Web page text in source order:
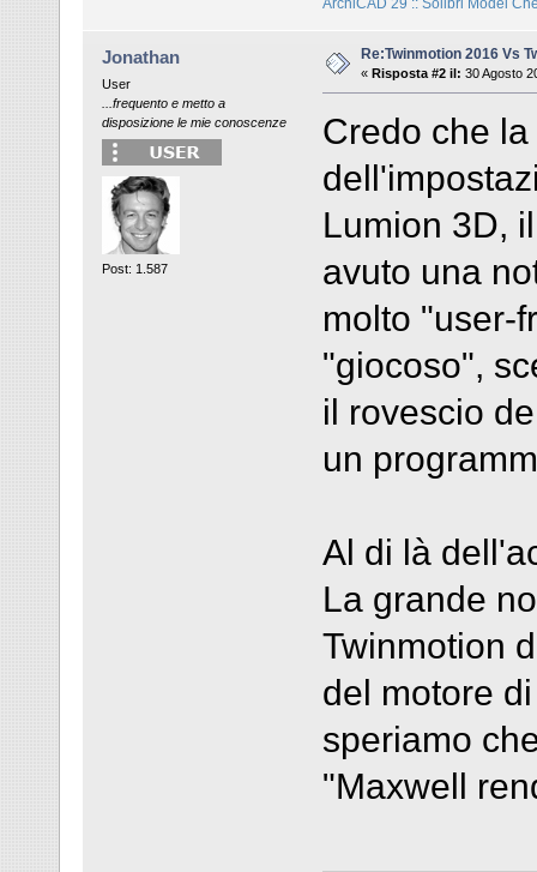
ArchiCAD 29 :: Solibri Model
Jonathan
User
...frequento e metto a
disposizione le mie conoscenze
Post: 1.587
Re:Twinmotion 2016 Vs
« Risposta #2 il: 30 Agosto
Credo che
Lumion 3D,
avuto una
molto "user-
"giocoso",
il rovescio
un
Al di là
La grande
Twinmotion
del motore
speriamo
"Maxwell